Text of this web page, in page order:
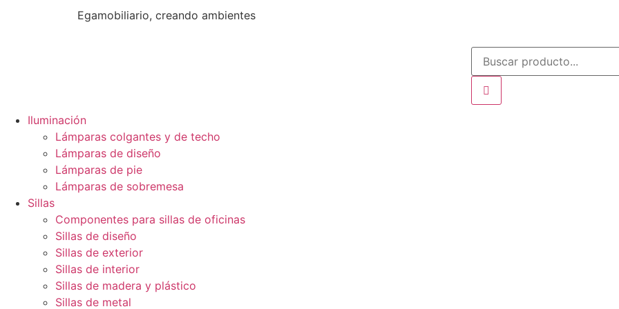
Egamobiliario, creando ambientes
Iluminación
Lámparas colgantes y de techo
Lámparas de diseño
Lámparas de pie
Lámparas de sobremesa
Sillas
Componentes para sillas de oficinas
Sillas de diseño
Sillas de exterior
Sillas de interior
Sillas de madera y plástico
Sillas de metal